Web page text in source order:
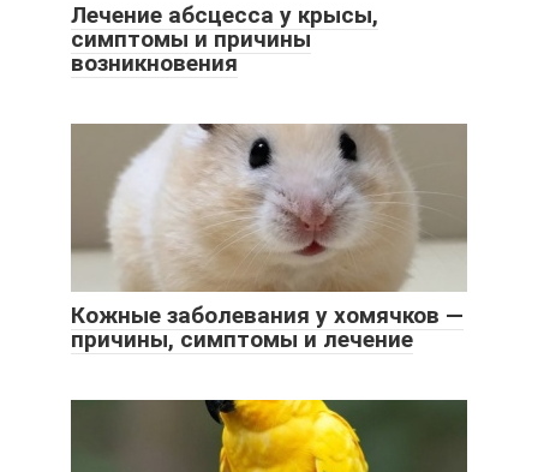
Лечение абсцесса у крысы,
симптомы и причины
возникновения
Кожные заболевания у хомячков —
причины, симптомы и лечение